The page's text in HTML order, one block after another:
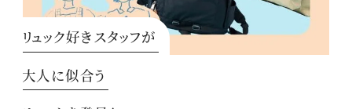
リュック好きスタッフが
大人に似合う